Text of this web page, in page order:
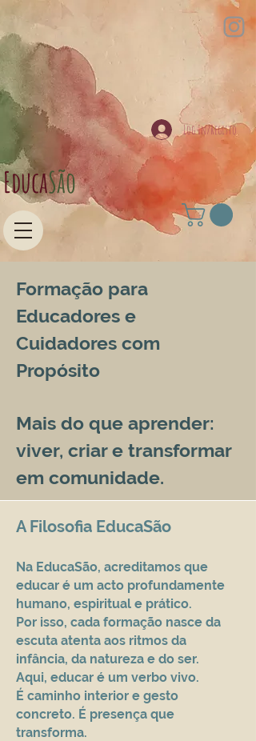
Log In/Registo
Educa​São
Formação para
Educadores e
Cuidadores com
Propósito
Mais do que aprender:
viver, criar e transformar
em comunidade.
A Filosofia EducaSão
Na EducaSão, acreditamos que
educar é um acto profundamente
humano, espiritual e prático.
Por isso, cada formação nasce da
escuta atenta aos ritmos da
infância, da natureza e do ser.
Aqui, educar é um verbo vivo.
É caminho interior e gesto
concreto. É presença que
transforma.